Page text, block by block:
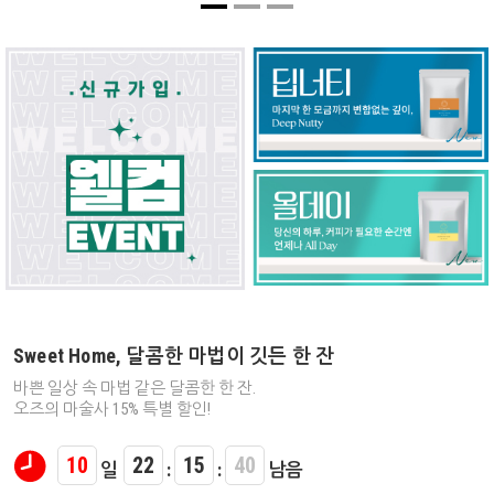
Sweet Home, 달콤한 마법이 깃든 한 잔
바쁜 일상 속 마법 같은 달콤한 한 잔.
오즈의 마술사 15% 특별 할인!
10 일 22 : 15 : 39 남음